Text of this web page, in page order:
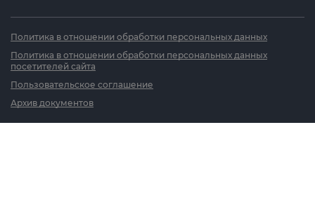
Политика в отношении обработки персональных данных
Политика в отношении обработки персональных данных
посетителей сайта
Пользовательское соглашение
Архив документов